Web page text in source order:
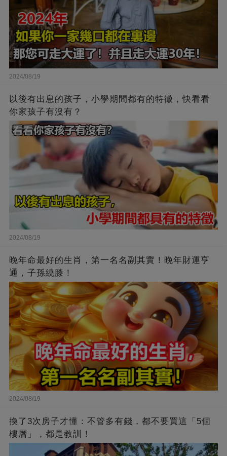
2024/08/19
以後有出息的孩子，小學期間都有的特徵，快看看
你家孩子有沒有？
2024/08/19
晚年命最好的生肖，第一名名副其實！晚年財運亨
通，子孫繞膝！
2024/08/19
換了3次房子才懂：不管多有錢，都不要買這「5個
樓層」，都是教訓！